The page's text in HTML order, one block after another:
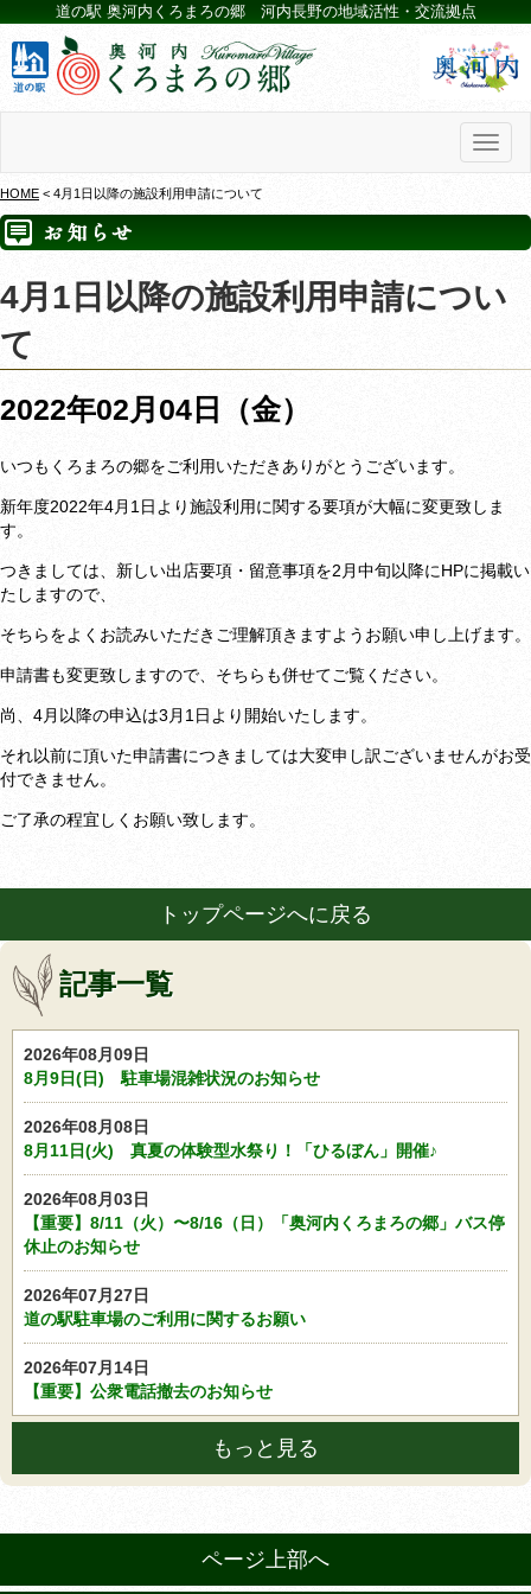
道の駅 奥河内くろまろの郷 河内長野の地域活性・交流拠点
HOME < 4月1日以降の施設利用申請について
4月1日以降の施設利用申請につい
て
2022年02月04日（金）
いつもくろまろの郷をご利用いただきありがとうございます。
新年度2022年4月1日より施設利用に関する要項が大幅に変更致しま
す。
つきましては、新しい出店要項・留意事項を2月中旬以降にHPに掲載い
たしますので、
そちらをよくお読みいただきご理解頂きますようお願い申し上げます。
申請書も変更致しますので、そちらも併せてご覧ください。
尚、4月以降の申込は3月1日より開始いたします。
それ以前に頂いた申請書につきましては大変申し訳ございませんがお受
付できません。
ご了承の程宜しくお願い致します。
トップページへに戻る
記事一覧
2026年08月09日
8月9日(日) 駐車場混雑状況のお知らせ
2026年08月08日
8月11日(火) 真夏の体験型水祭り！「ひるぼん」開催♪
2026年08月03日
【重要】8/11（火）〜8/16（日）「奥河内くろまろの郷」バス停
休止のお知らせ
2026年07月27日
道の駅駐車場のご利用に関するお願い
2026年07月14日
【重要】公衆電話撤去のお知らせ
もっと見る
ページ上部へ